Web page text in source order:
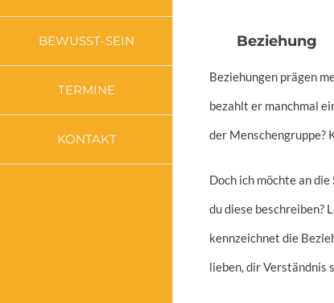
BEWUSST-SEIN
TERMINE
KONTAKT
Beziehung
Beziehungen prägen
bezahlt er manchmal
der Menschengruppe?
Doch ich möchte an
du diese beschreiben?
kennzeichnet die
lieben, dir Verständnis